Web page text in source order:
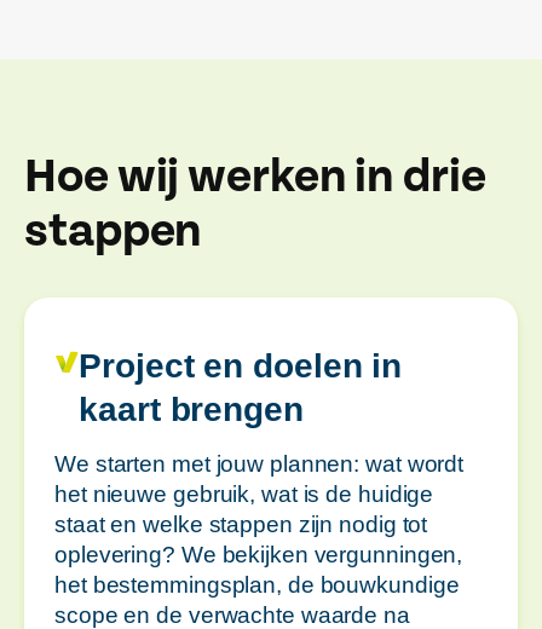
Hoe wij werken in drie
stappen
Project en doelen in
kaart brengen
We starten met jouw plannen: wat wordt
het nieuwe gebruik, wat is de huidige
staat en welke stappen zijn nodig tot
oplevering? We bekijken vergunningen,
het bestemmingsplan, de bouwkundige
scope en de verwachte waarde na